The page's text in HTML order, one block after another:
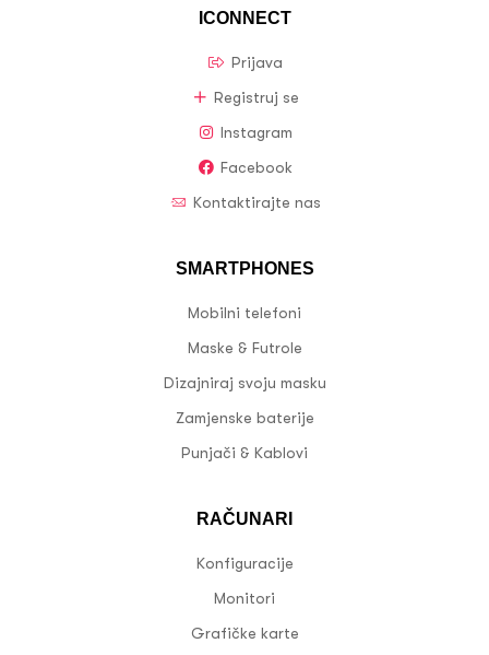
ICONNECT
Prijava
Registruj se
Instagram
Facebook
Kontaktirajte nas
SMARTPHONES
Mobilni telefoni
Maske & Futrole
Dizajniraj svoju masku
Zamjenske baterije
Punjači & Kablovi
RAČUNARI
Konfiguracije
Monitori
Grafičke karte